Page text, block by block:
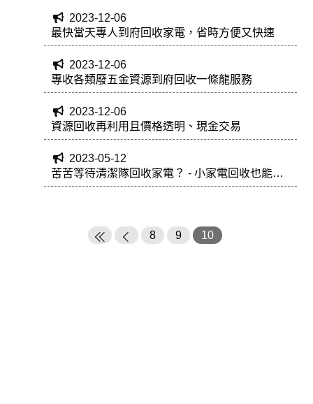
2023-12-06
最快當天專人到府回收家電，省時方便又快速
2023-12-06
專收各類廢五金資源到府回收一條龍服務
2023-12-06
資源回收再利用且價格透明、現金交易
2023-05-12
苦苦等待清潔隊回收家電？ - 小家電回收也能到
府服務
8 9 10